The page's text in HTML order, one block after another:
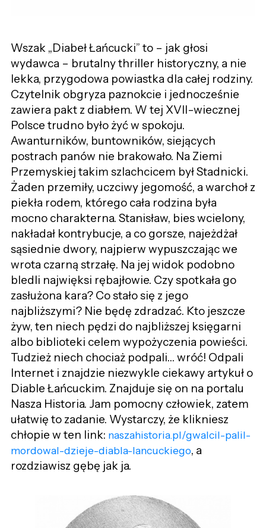
Wszak „Diabeł Łańcucki” to – jak głosi
wydawca – brutalny thriller historyczny, a nie
lekka, przygodowa powiastka dla całej rodziny.
Czytelnik obgryza paznokcie i jednocześnie
zawiera pakt z diabłem. W tej XVII-wiecznej
Polsce trudno było żyć w spokoju.
Awanturników, buntowników, siejących
postrach panów nie brakowało. Na Ziemi
Przemyskiej takim szlachcicem był Stadnicki.
Żaden przemiły, uczciwy jegomość, a warchoł z
piekła rodem, którego cała rodzina była
mocno charakterna. Stanisław, bies wcielony,
nakładał kontrybucje, a co gorsze, najeżdżał
sąsiednie dwory, najpierw wypuszczając we
wrota czarną strzałę. Na jej widok podobno
bledli najwięksi rębajłowie. Czy spotkała go
zasłużona kara? Co stało się z jego
najbliższymi? Nie będę zdradzać. Kto jeszcze
żyw, ten niech pędzi do najbliższej księgarni
albo biblioteki celem wypożyczenia powieści.
Tudzież niech chociaż podpali… wróć! Odpali
Internet i znajdzie niezwykle ciekawy artykuł o
Diable Łańcuckim. Znajduje się on na portalu
Nasza Historia. Jam pomocny człowiek, zatem
ułatwię to zadanie. Wystarczy, że klikniesz
chłopie w ten link: naszahistoria.pl/gwalcil-palil-
mordowal-dzieje-diabla-lancuckiego, a
rozdziawisz gębę jak ja.